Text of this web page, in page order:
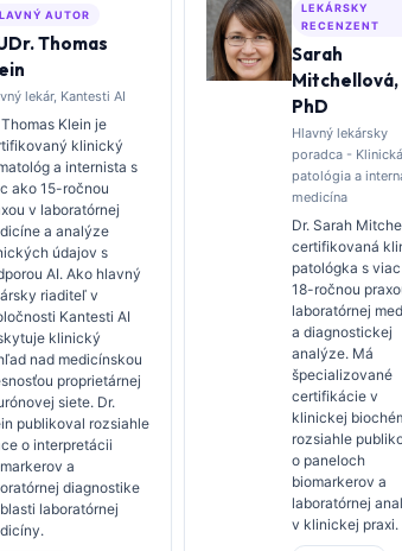
AUTOR
Thomas
lekár, Kantesti AI
Thomas Klein je
klinický
a internista s
ako 15-ročnou
v laboratórnej
a analýze
údajov s
AI. Ako hlavný
riaditeľ v
Kantesti AI
klinický
nad medicínskou
proprietárnej
siete. Dr.
publikoval rozsiahle
o interpretácii
a
diagnostike
laboratórnej
LEKÁRSKY
RECENZENT
Sarah
Mitchellová,
PhD
Hlavný lekársky
poradca - Klinická
patológia a
medicína
Dr. Sarah
certifikovaná
patológka s
18-ročnou
laboratórnej
a diagnostickej
analýze. Má
špecializované
certifikácie v
klinickej
rozsiahle
o paneloch
biomarkerov a
laboratórnej
v klinickej praxi.